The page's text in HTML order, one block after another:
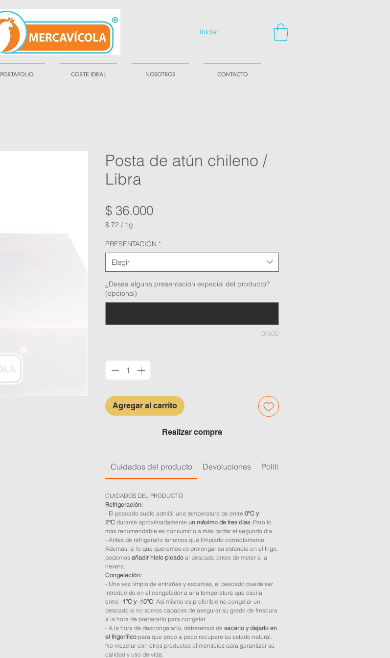
Iniciar
PORTAFOLIO CORTE IDEAL NOSOTROS CONTACTO
Posta de atún chileno /
Libra
$ 36.000Precio
$ 72 / 1g
por
1
Gramo
PRESENTACIÓN *
Elegir
¿Desea alguna presentación especial del producto?
(opcional)
0/500
Agregar al carrito
Realizar compra
Cuidados del producto Devoluciones Política de calidad
CUIDADOS DEL PRODUCTO
Refrigeración:
- El pescado suele admitir una temperatura de entre 0ºC y
2ºC durante aproximadamente un máximo de tres días . Pero lo
más recomendable es consumirlo a más tardar el segundo día.
- Antes de refrigerarlo tenemos que limpiarlo correctamente.
Además, si lo que queremos es prolongar su estancia en el frigo,
podemos añadir hielo picado al pescado antes de meter a la
nevera.
Congelación:
- Una vez limpio de entrañas y escamas, el pescado puede ser
introducido en el congelador a una temperatura que oscila
entre -1ºC y -10ºC . Así mismo es preferible no congelar un
pescado si no somos capaces de asegurar su grado de frescura
a la hora de prepararlo para congelar.
- A la hora de descongelarlo, deberemos de sacarlo y dejarlo en
el frigorífico para que poco a poco recupere su estado natural.
No mezclar con otros productos alimenticios para garantizar su
calidad y uso de vida.